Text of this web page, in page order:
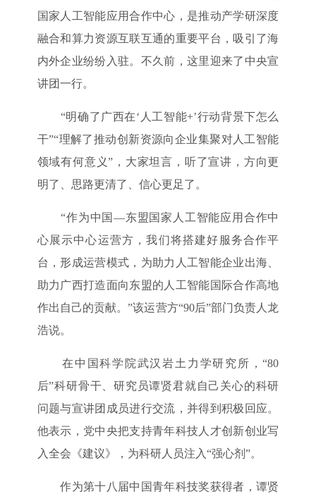
国家人工智能应用合作中心，是推动产学研深度
融合和算力资源互联互通的重要平台，吸引了海
内外企业纷纷入驻。不久前，这里迎来了中央宣
讲团一行。
“明确了广西在‘人工智能+’行动背景下怎么
干”“理解了推动创新资源向企业集聚对人工智能
领域有何意义”，大家坦言，听了宣讲，方向更
明了、思路更清了、信心更足了。
“作为中国—东盟国家人工智能应用合作中
心展示中心运营方，我们将搭建好服务合作平
台，形成运营模式，为助力人工智能企业出海、
助力广西打造面向东盟的人工智能国际合作高地
作出自己的贡献。”该运营方“90后”部门负责人龙
浩说。
在中国科学院武汉岩土力学研究所，“80
后”科研骨干、研究员谭贤君就自己关心的科研
问题与宣讲团成员进行交流，并得到积极回应。
他表示，党中央把支持青年科技人才创新创业写
入全会《建议》，为科研人员注入“强心剂”。
作为第十八届中国青年科技奖获得者，谭贤